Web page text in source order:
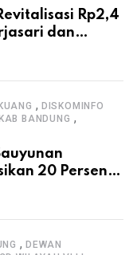
Rp2,4
dan
Antusias
, DISKOMINFO
BANDUNG ,
20 Persen
Ketahanan
,DEWAN